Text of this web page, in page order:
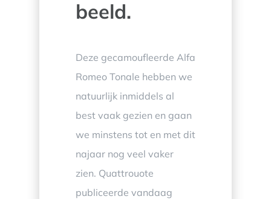
beeld.
Deze gecamoufleerde Alfa
Romeo Tonale hebben we
natuurlijk inmiddels al
best vaak gezien en gaan
we minstens tot en met dit
najaar nog veel vaker
zien. Quattrouote
publiceerde vandaag